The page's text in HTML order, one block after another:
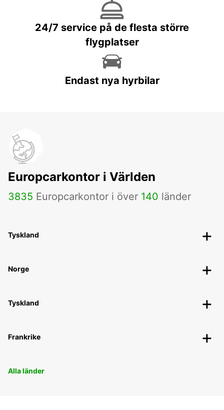
24/7 service på de flesta större
flygplatser
Endast nya hyrbilar
Europcarkontor i Världen
3835 Europcarkontor i över 140 länder
Tyskland
Norge
Tyskland
Frankrike
Alla länder